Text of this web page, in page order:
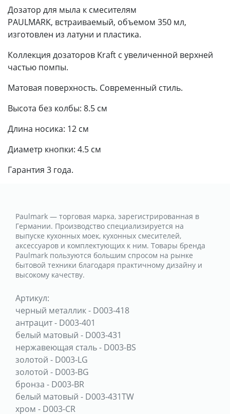
Дозатор для мыла к смесителям
PAULMARK, встраиваемый, объемом 350 мл,
изготовлен из латуни и пластика.
Коллекция дозаторов Kraft с увеличенной верхней
частью помпы.
Матовая поверхность. Современный стиль.
Высота без колбы: 8.5 см
Длина носика: 12 см
Диаметр кнопки: 4.5 см
Гарантия 3 года.
Paulmark — торговая марка, зарегистрированная в
Германии. Производство специализируется на
выпуске кухонных моек, кухонных смесителей,
аксессуаров и комплектующих к ним. Товары бренда
Paulmark пользуются большим спросом на рынке
бытовой техники благодаря практичному дизайну и
высокому качеству.
Артикул:
черный металлик- D003-418
антрацит- D003-401
белый матовый - D003-431
нержавеющая сталь- D003-BS
золотой - D003-LG
золотой - D003-BG
бронза - D003-BR
белый матовый - D003-431TW
хром - D003-CR